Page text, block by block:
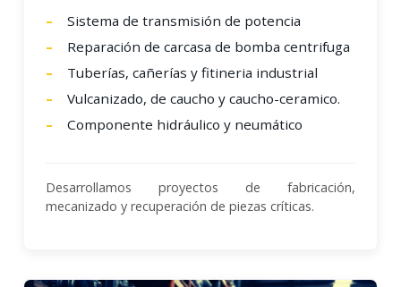
Sistema de transmisión de potencia
Reparación de carcasa de bomba centrifuga
Tuberías, cañerías y fitineria industrial
Vulcanizado, de caucho y caucho-ceramico.
Componente hidráulico y neumático
Desarrollamos proyectos de fabricación,
mecanizado y recuperación de piezas críticas.